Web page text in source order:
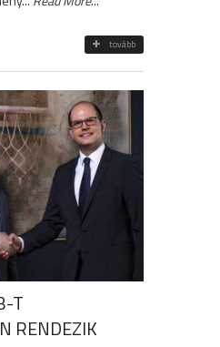
tovább
T
RENDEZIK